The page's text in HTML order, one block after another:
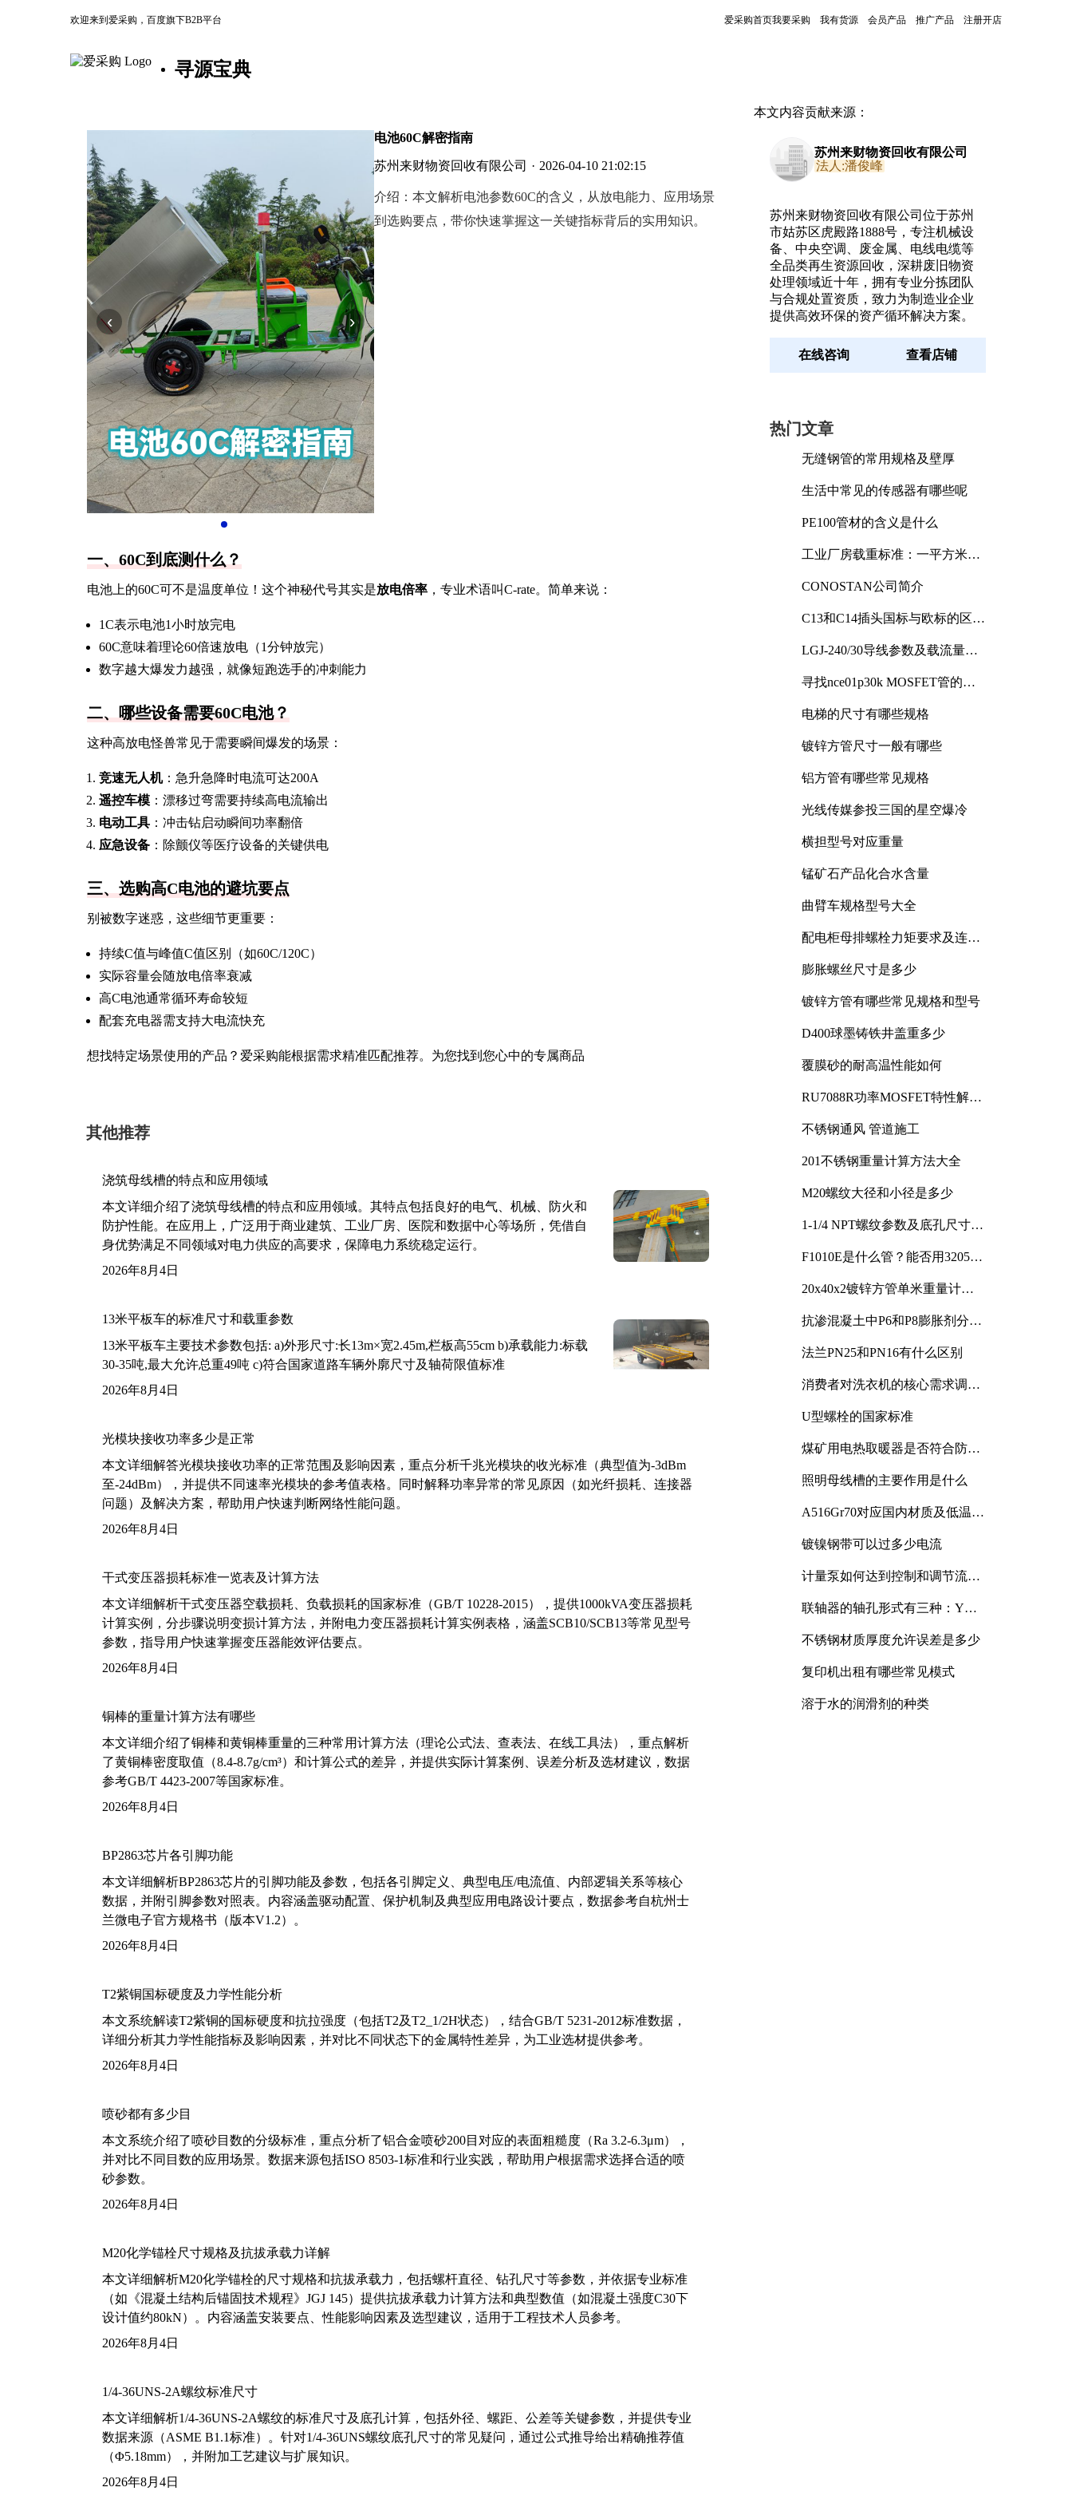
欢迎来到爱采购，百度旗下B2B平台 爱采购首页我要采购 我有货源 会员产品 推广产品 注册开店
寻源宝典
‹ ›
电池60C解密指南
苏州来财物资回收有限公司 · 2026-04-10 21:02:15
介绍： 本文解析电池参数60C的含义，从放电能力、应用场景
到选购要点，带你快速掌握这一关键指标背后的实用知识。
一、60C到底测什么？
电池上的60C可不是温度单位！这个神秘代号其实是放电倍率 ，专业术语叫C-rate。简单来说：
1C表示电池1小时放完电
60C意味着理论60倍速放电（1分钟放完）
数字越大爆发力越强，就像短跑选手的冲刺能力
二、哪些设备需要60C电池？
这种高放电怪兽常见于需要瞬间爆发的场景：
竞速无人机：急升急降时电流可达200A
遥控车模 ：漂移过弯需要持续高电流输出
电动工具 ：冲击钻启动瞬间功率翻倍
应急设备 ：除颤仪等医疗设备的关键供电
三、选购高C电池的避坑要点
别被数字迷惑，这些细节更重要：
持续C值与峰值C值区别（如60C/120C）
实际容量会随放电倍率衰减
高C电池通常循环寿命较短
配套充电器需支持大电流快充
想找特定场景使用的产品？爱采购能根据需求精准匹配推荐。为您找到您心中的专属商品
其他推荐
浇筑母线槽的特点和应用领域
本文详细介绍了浇筑母线槽的特点和应用领域。其特点包括良好的电气、机械、防火和
防护性能。在应用上，广泛用于商业建筑、工业厂房、医院和数据中心等场所，凭借自
身优势满足不同领域对电力供应的高要求，保障电力系统稳定运行。
2026年8月4日
13米平板车的标准尺寸和载重参数
13米平板车主要技术参数包括: a)外形尺寸:长13m×宽2.45m,栏板高55cm b)承载能力:标载
30-35吨,最大允许总重49吨 c)符合国家道路车辆外廓尺寸及轴荷限值标准
2026年8月4日
光模块接收功率多少是正常
本文详细解答光模块接收功率的正常范围及影响因素，重点分析千兆光模块的收光标准（典型值为-3dBm
至-24dBm），并提供不同速率光模块的参考值表格。同时解释功率异常的常见原因（如光纤损耗、连接器
问题）及解决方案，帮助用户快速判断网络性能问题。
2026年8月4日
干式变压器损耗标准一览表及计算方法
本文详细解析干式变压器空载损耗、负载损耗的国家标准（GB/T 10228-2015），提供1000kVA变压器损耗
计算实例，分步骤说明变损计算方法，并附电力变压器损耗计算实例表格，涵盖SCB10/SCB13等常见型号
参数，指导用户快速掌握变压器能效评估要点。
2026年8月4日
铜棒的重量计算方法有哪些
本文详细介绍了铜棒和黄铜棒重量的三种常用计算方法（理论公式法、查表法、在线工具法），重点解析
了黄铜棒密度取值（8.4-8.7g/cm³）和计算公式的差异，并提供实际计算案例、误差分析及选材建议，数据
参考GB/T 4423-2007等国家标准。
2026年8月4日
BP2863芯片各引脚功能
本文详细解析BP2863芯片的引脚功能及参数，包括各引脚定义、典型电压/电流值、内部逻辑关系等核心
数据，并附引脚参数对照表。内容涵盖驱动配置、保护机制及典型应用电路设计要点，数据参考自杭州士
兰微电子官方规格书（版本V1.2）。
2026年8月4日
T2紫铜国标硬度及力学性能分析
本文系统解读T2紫铜的国标硬度和抗拉强度（包括T2及T2_1/2H状态），结合GB/T 5231-2012标准数据，
详细分析其力学性能指标及影响因素，并对比不同状态下的金属特性差异，为工业选材提供参考。
2026年8月4日
喷砂都有多少目
本文系统介绍了喷砂目数的分级标准，重点分析了铝合金喷砂200目对应的表面粗糙度（Ra 3.2-6.3μm），
并对比不同目数的应用场景。数据来源包括ISO 8503-1标准和行业实践，帮助用户根据需求选择合适的喷
砂参数。
2026年8月4日
M20化学锚栓尺寸规格及抗拔承载力详解
本文详细解析M20化学锚栓的尺寸规格和抗拔承载力，包括螺杆直径、钻孔尺寸等参数，并依据专业标准
（如《混凝土结构后锚固技术规程》JGJ 145）提供抗拔承载力计算方法和典型数值（如混凝土强度C30下
设计值约80kN）。内容涵盖安装要点、性能影响因素及选型建议，适用于工程技术人员参考。
2026年8月4日
1/4-36UNS-2A螺纹标准尺寸
本文详细解析1/4-36UNS-2A螺纹的标准尺寸及底孔计算，包括外径、螺距、公差等关键参数，并提供专业
数据来源（ASME B1.1标准）。针对1/4-36UNS螺纹底孔尺寸的常见疑问，通过公式推导给出精确推荐值
（Φ5.18mm），并附加工艺建议与扩展知识。
2026年8月4日
本文内容贡献来源：
苏州来财物资回收有限公司
法人:潘俊峰
苏州来财物资回收有限公司位于苏州
市姑苏区虎殿路1888号，专注机械设
备、中央空调、废金属、电线电缆等
全品类再生资源回收，深耕废旧物资
处理领域近十年，拥有专业分拣团队
与合规处置资质，致力为制造业企业
提供高效环保的资产循环解决方案。
在线咨询 查看店铺
热门文章
无缝钢管的常用规格及壁厚
生活中常见的传感器有哪些呢
PE100管材的含义是什么
工业厂房载重标准：一平方米能
CONOSTAN公司简介
C13和C14插头国标与欧标的区别
LGJ-240/30导线参数及载流量解
寻找nce01p30k MOSFET管的合
电梯的尺寸有哪些规格
镀锌方管尺寸一般有哪些
铝方管有哪些常见规格
光线传媒参投三国的星空爆冷
横担型号对应重量
锰矿石产品化合水含量
曲臂车规格型号大全
配电柜母排螺栓力矩要求及连接
膨胀螺丝尺寸是多少
镀锌方管有哪些常见规格和型号
D400球墨铸铁井盖重多少
覆膜砂的耐高温性能如何
RU7088R功率MOSFET特性解析
不锈钢通风 管道施工
201不锈钢重量计算方法大全
M20螺纹大径和小径是多少
1-1/4 NPT螺纹参数及底孔尺寸详
F1010E是什么管？能否用3205或
20x40x2镀锌方管单米重量计算
抗渗混凝土中P6和P8膨胀剂分别
法兰PN25和PN16有什么区别
消费者对洗衣机的核心需求调研
U型螺栓的国家标准
煤矿用电热取暖器是否符合防爆
照明母线槽的主要作用是什么
A516Gr70对应国内材质及低温冲
镀镍钢带可以过多少电流
计量泵如何达到控制和调节流量
联轴器的轴孔形式有三种：Y
不锈钢材质厚度允许误差是多少
复印机出租有哪些常见模式
溶于水的润滑剂的种类